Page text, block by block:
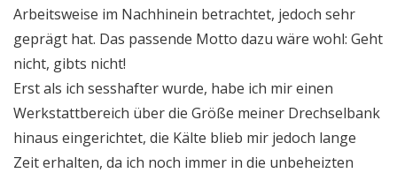
Arbeitsweise im Nachhinein betrachtet, jedoch sehr
geprägt hat. Das passende Motto dazu wäre wohl: Geht
nicht, gibts nicht!
Erst als ich sesshafter wurde, habe ich mir einen
Werkstattbereich über die Größe meiner Drechselbank
hinaus eingerichtet, die Kälte blieb mir jedoch lange
Zeit erhalten, da ich noch immer in die unbeheizten